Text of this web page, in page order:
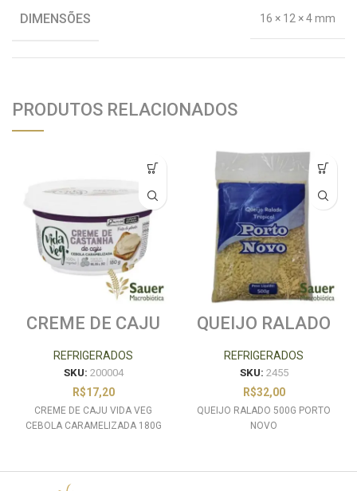
DIMENSÕES 16 × 12 × 4 mm
PRODUTOS RELACIONADOS
CREME DE CAJU
CEBOLA
CARAMELIZADA
180G
REFRIGERADOS
SKU: 200004
R$17,20
CREME DE CAJU VIDA VEG
CEBOLA CARAMELIZADA 180G
QUEIJO RALADO
NOVO
REFRIGERADOS
SKU: 2455
R$32,00
QUEIJO RALADO 500G PORTO
NOVO